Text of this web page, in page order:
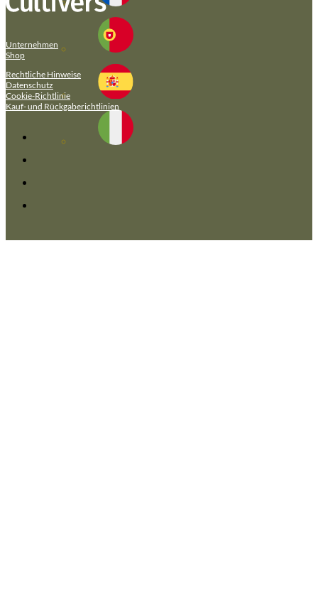
Unternehmen
Shop
Rechtliche Hinweise
Datenschutz
Cookie-Richtlinie
Kauf- und Rückgaberichtlinien